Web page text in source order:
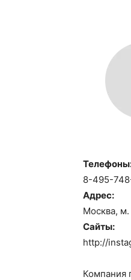
8-495-
Адрес:
Москва,
Сайты:
http://
Компания